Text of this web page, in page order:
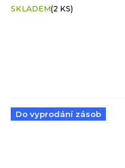
TRAINER)+ aplikace na
Průměrné
SKLADEM(2 KS)
Do vyprodání zásob